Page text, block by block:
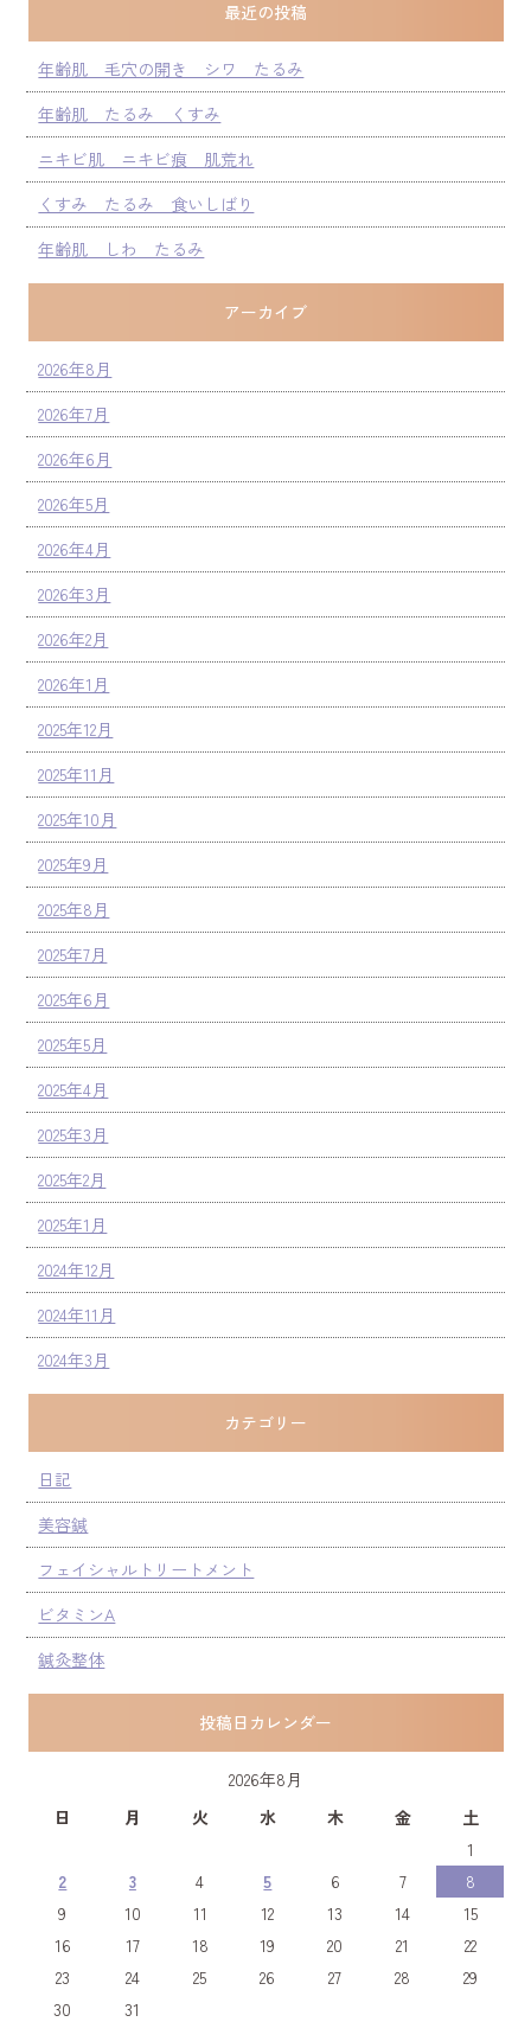
最近の投稿
年齢肌 毛穴の開き シワ たるみ
年齢肌 たるみ くすみ
ニキビ肌 ニキビ痕 肌荒れ
くすみ たるみ 食いしばり
年齢肌 しわ たるみ
アーカイブ
2026年8月
2026年7月
2026年6月
2026年5月
2026年4月
2026年3月
2026年2月
2026年1月
2025年12月
2025年11月
2025年10月
2025年9月
2025年8月
2025年7月
2025年6月
2025年5月
2025年4月
2025年3月
2025年2月
2025年1月
2024年12月
2024年11月
2024年3月
カテゴリー
日記
美容鍼
フェイシャルトリートメント
ビタミンA
鍼灸整体
投稿日カレンダー
2026年8月
日
月 火 水 木 金
土
1
2
3 4 5 6 7
8
9
10 11 12 13 14
15
16
17 18 19 20 21
22
23
24 25 26 27 28
29
30
31